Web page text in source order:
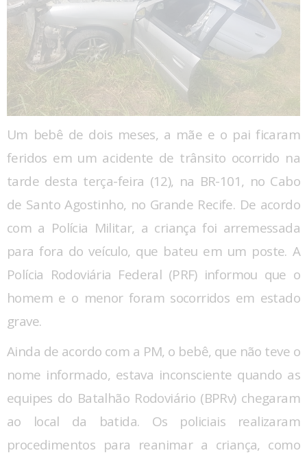
Um bebê de dois meses, a mãe e o pai ficaram
feridos em um acidente de trânsito ocorrido na
tarde desta terça-feira (12), na BR-101, no Cabo
de Santo Agostinho, no Grande Recife. De acordo
com a Polícia Militar, a criança foi arremessada
para fora do veículo, que bateu em um poste. A
Polícia Rodoviária Federal (PRF) informou que o
homem e o menor foram socorridos em estado
grave.
Ainda de acordo com a PM, o bebê, que não teve o
nome informado, estava inconsciente quando as
equipes do Batalhão Rodoviário (BPRv) chegaram
ao local da batida. Os policiais realizaram
procedimentos para reanimar a criança, como